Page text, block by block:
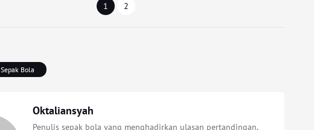
1 2
Sepak Bola
Oktaliansyah
Penulis sepak bola yang menghadirkan ulasan pertandingan,